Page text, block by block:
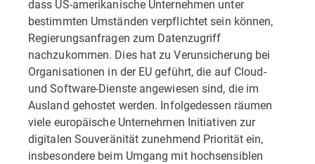
dass US-amerikanische Unternehmen unter
bestimmten Umständen verpflichtet sein können,
Regierungsanfragen zum Datenzugriff
nachzukommen. Dies hat zu Verunsicherung bei
Organisationen in der EU geführt, die auf Cloud-
und Software-Dienste angewiesen sind, die im
Ausland gehostet werden. Infolgedessen räumen
viele europäische Unternehmen Initiativen zur
digitalen Souveränität zunehmend Priorität ein,
insbesondere beim Umgang mit hochsensiblen